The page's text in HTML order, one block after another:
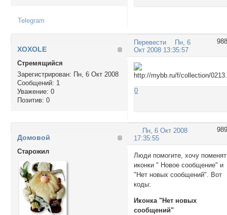
Telegram
Перевести 988
Пн, 6
Окт 2008 13:35:57
XOXOLE
Стремящийся
Зарегистрирован: Пн, 6 Окт 2008
Сообщений: 1
Уважение: 0
Позитив: 0
0
989
Пн, 6 Окт 2008
17:35:55
Домовой
Cтарожил
Люди помогите, хочу
иконки " Новое сообщение" и
"Нет новых сообщений". Вот
коды:
Иконка "Нет новых
сообщений"